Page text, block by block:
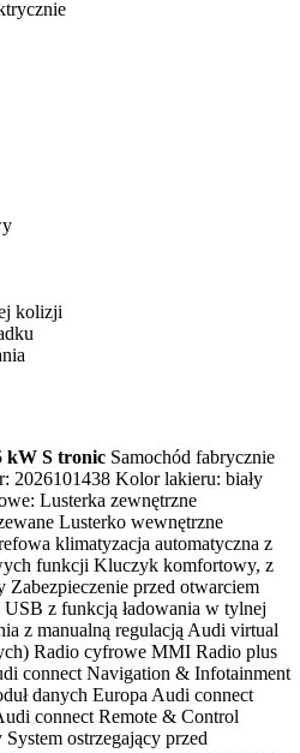
kolizji
kW S tronic Samochód fabrycznie
2026101438 Kolor lakieru: biały
Lusterka zewnętrzne
Lusterko wewnętrzne
klimatyzacja automatyczna z
funkcji Kluczyk komfortowy, z
przed otwarciem
USB z funkcją ładowania w tylnej
z manualną regulacją Audi virtual
Radio cyfrowe MMI Radio plus
connect Navigation & Infotainment
danych Europa Audi connect
connect Remote & Control
ostrzegający przed